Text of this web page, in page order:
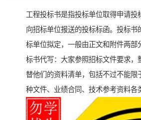
工程投标书是指投标单位取得申请投
向招标单位报送的投标标函。投标书
标单位拟定，一般由正文和附件两部
标书代写：大家参照招标文件要求，
替他们的资料清单，包括不过不能限
种文件、业绩合同、技术参考资料各